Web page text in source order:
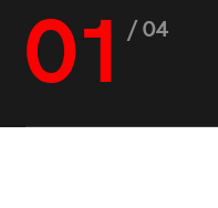
01 / 04